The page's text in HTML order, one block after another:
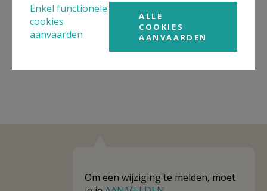
organisaties, in de buurt.
Kerken in of nabij
Scheldewindeke
Om een wijziging te melden, moet
Enkel functionele
cookies
aanvaarden
ALLE
COOKIES
AANVAARDEN